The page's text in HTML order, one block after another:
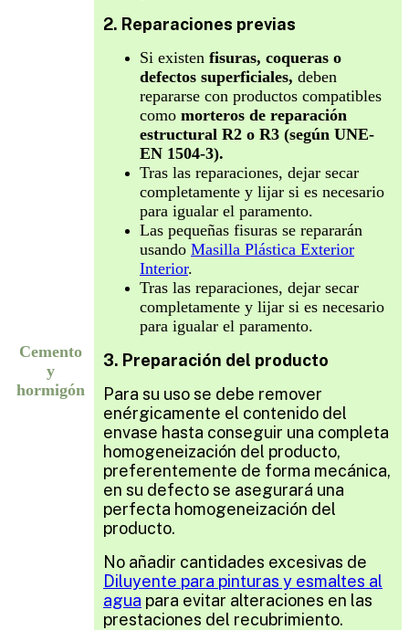
Cemento
y
hormigón
2. Reparaciones previas
Si existen fisuras, coqueras o
defectos superficiales, deben
repararse con productos compatibles
como morteros de reparación
estructural R2 o R3 (según UNE-
EN 1504-3).
Tras las reparaciones, dejar secar
completamente y lijar si es necesario
para igualar el paramento.
Las pequeñas fisuras se repararán
usando Masilla Plástica Exterior
Interior.
Tras las reparaciones, dejar secar
completamente y lijar si es necesario
para igualar el paramento.
3. Preparación del producto
Para su uso se debe remover
enérgicamente el contenido del
envase hasta conseguir una completa
homogeneización del producto,
preferentemente de forma mecánica,
en su defecto se asegurará una
perfecta homogeneización del
producto.
No añadir cantidades excesivas de
Diluyente para pinturas y esmaltes al
agua para evitar alteraciones en las
prestaciones del recubrimiento.